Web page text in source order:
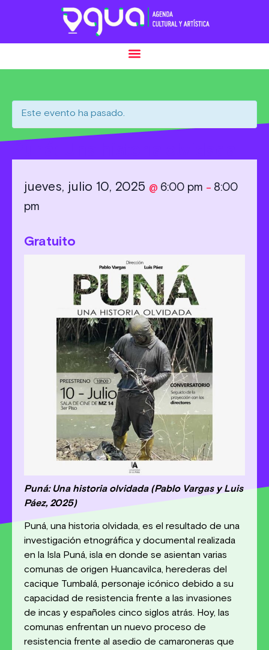
Este evento ha pasado.
Puná: Una historia olvidada
jueves, julio 10, 2025 @ 6:00 pm – 8:00
pm
Gratuito
Puná: Una historia olvidada (Pablo Vargas y Luis
Páez, 2025)
Puná, una historia olvidada, es el resultado de una
investigación etnográfica y documental realizada
en la Isla Puná, isla en donde se asientan varias
comunas de origen Huancavilca, herederas del
cacique Tumbalá, personaje icónico debido a su
capacidad de resistencia frente a las invasiones
de incas y españoles cinco siglos atrás. Hoy, las
comunas enfrentan un nuevo proceso de
resistencia frente al asedio de camaroneras que